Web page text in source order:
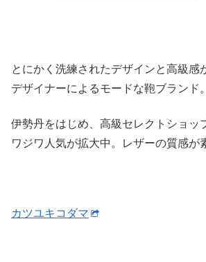
とにかく洗練されたデザインと高級感
デザイナーによるモードな鞄ブランド。
伊勢丹をはじめ、高級セレクトショッ
ワジワ人気が拡大中。レザーの質感が
カツユキコダマ